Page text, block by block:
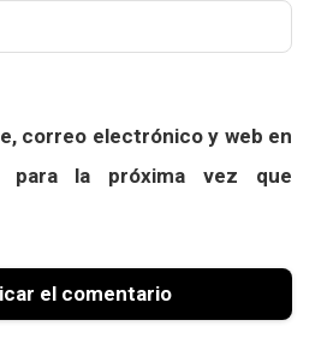
correo electrónico y web en
para la próxima vez que